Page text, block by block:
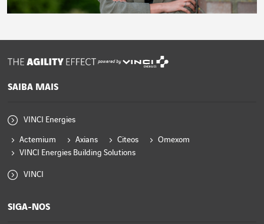
powered by
SAIBA MAIS
VINCI Energies
Actemium Axians Citeos
Omexom
VINCI Energies Building Solutions
VINCI
SIGA-NOS